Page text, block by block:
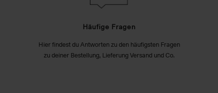
Häufige Fragen
Hier findest du Antworten zu den häufigsten Fragen
zu deiner Bestellung, Lieferung Versand und Co.